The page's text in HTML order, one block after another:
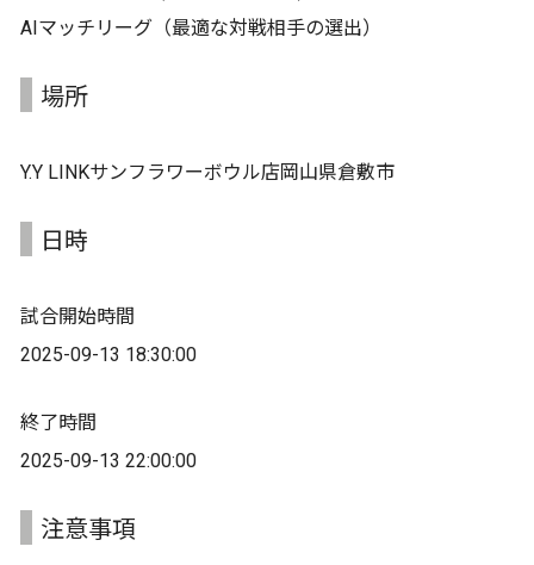
AIマッチリーグ（最適な対戦相手の選出）
場所
Y.Y LINKサンフラワーボウル店岡山県倉敷市
日時
試合開始時間
2025-09-13 18:30:00
終了時間
2025-09-13 22:00:00
注意事項